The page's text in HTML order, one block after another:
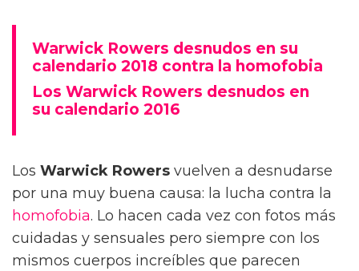
Warwick Rowers desnudos en su
calendario 2018 contra la homofobia
Los Warwick Rowers desnudos en
su calendario 2016
Los Warwick Rowers vuelven a desnudarse
por una muy buena causa: la lucha contra la
homofobia. Lo hacen cada vez con fotos más
cuidadas y sensuales pero siempre con los
mismos cuerpos increíbles que parecen